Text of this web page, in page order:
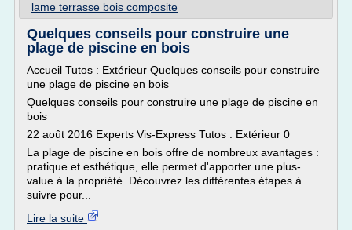
lame terrasse bois composite
Quelques conseils pour construire une
plage de piscine en bois
Accueil Tutos : Extérieur Quelques conseils pour construire
une plage de piscine en bois
Quelques conseils pour construire une plage de piscine en
bois
22 août 2016 Experts Vis-Express Tutos : Extérieur 0
La plage de piscine en bois offre de nombreux avantages :
pratique et esthétique, elle permet d'apporter une plus-
value à la propriété. Découvrez les différentes étapes à
suivre pour...
Lire la suite